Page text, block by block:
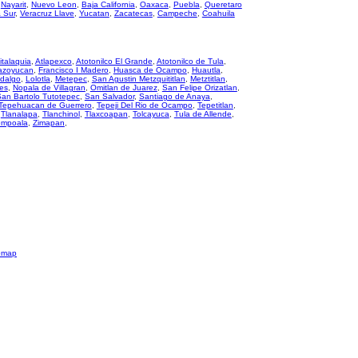
Nayarit, Nuevo Leon Baja California Oaxaca Puebla
Queretaro
Sur, Veracruz Llave Yucatan Zacatecas, Campeche
Coahuila
Atlapexco, Atotonilco El Grande Atotonilco de Tula
Francisco I Madero, Huasca de Ocampo, Huautla
, Lolotla Metepec, San Agustin Metzquititlan Metztitlan
, Nopala de Villagran Omitlan de Juarez, San Felipe Orizatlan
Bartolo Tutotepec, San Salvador, Santiago de Anaya
de Guerrero, Tepeji Del Rio de Ocampo, Tepetitlan
Tlanalapa Tlanchinol, Tlaxcoapan Tolcayuca Tula de Allende
Zimapan